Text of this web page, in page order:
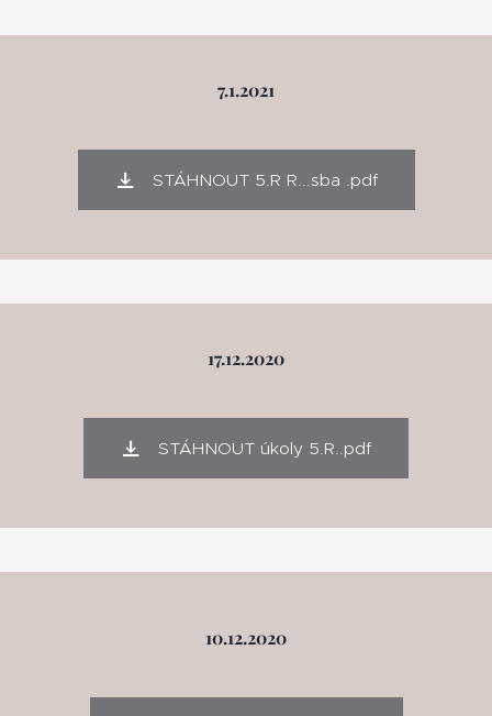
7.1.2021
STÁHNOUT 5.R R...sba .pdf
17.12.2020
STÁHNOUT úkoly 5.R..pdf
10.12.2020